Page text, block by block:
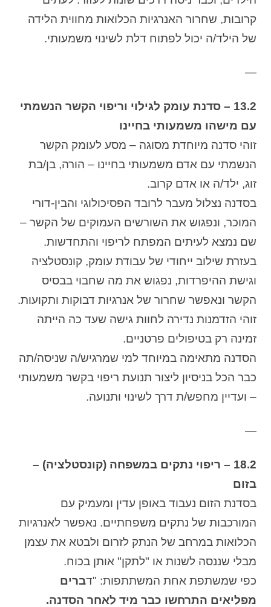
קרובות, שחרור האנרגיות הכלואות מחווית הלידה
של הילד/ה יכול לפתוח דלת לשינוי משמעותי.
—
13.2 – סדנת עומק לגילוי וריפוי הקשר הנשמתי
עם מישהו משמעותי בחיינו
זוהי סדנה מיוחדת מסוגה – מסע לעומק הקשר
הנשמתי עם אדם משמעותי בחיינו – הורה, בן/בת
זוג, ילד/ה או אדם קרוב.
בסדנה נצלול מעבר לרובד הפסיכולוגי והבין-דורי
המוכר, ונפגוש את השורשים העמוקים של הקשר –
שם נמצא לעיתים המפתח לריפוי והתחדשות.
בעזרת שילוב ייחודי של עבודת עומק, קונסטלציה
וגישת ההיפרדות, נפגוש את מה שחבוי בבסיס
הקשר ונאפשר שחרור של אנרגיות דבוקות ותקועות.
זוהי הזדמנות נדירה לחוות גישה שעד כה הייתה
זמינה רק בטיפולים פרטניים.
הסדנה מתאימה במיוחד למי שמרגיש/ה שניסה/תה
כבר הכל בניסיון ליצור תנועת ריפוי בקשר משמעותי
– ועדיין מחפש/ת דרך לשינוי ותנועה.
—
18.2 – ריפוי נתקים במשפחה (קונסטלציה) –
בזום
בסדנת הזום נעבוד באופן עדין ומעמיק עם
המורכבות של נתקים משפחתיים. נאפשר לאנרגיות
הכלואות במרחב של הנתק לזרום ולבטא את עצמן
מבלי שננסה לשנות או "לתקן" אותן בכוח.
כפי שמשתפת אחת המשתתפות: "דברים
מפליאים התרחשו כבר מיד לאחר הסדנה.